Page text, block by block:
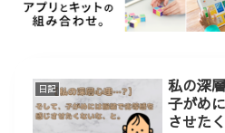
日記
私の深
子がめ
させた